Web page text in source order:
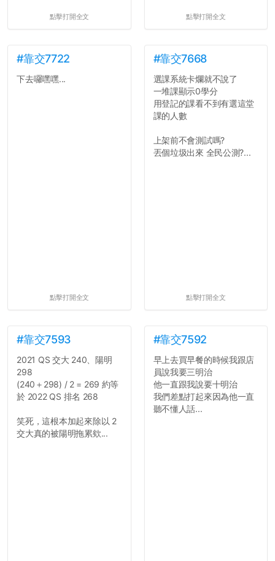
點擊打開全文 點擊打開全文
#靠交7722
下去囉嘿嘿...
點擊打開全文
#靠交7668
選課系統卡爛就不說了
一堆課顯示0學分
用登記的課看不到有選這堂
課的人數
上架前不會測試嗎?
丟個垃圾出來 全民公測?...
點擊打開全文
#靠交7593
2021 QS 交大 240、陽明
298
(240＋298) / 2 = 269 約等
於 2022 QS 排名 268
笑死，這根本加起來除以 2
交大真的被陽明拖累欸...
#靠交7592
早上去買早餐的時候我跟店
員說我要三明治
他一直跟我說要十明治
我們差點打起來因為他一直
聽不懂人話...